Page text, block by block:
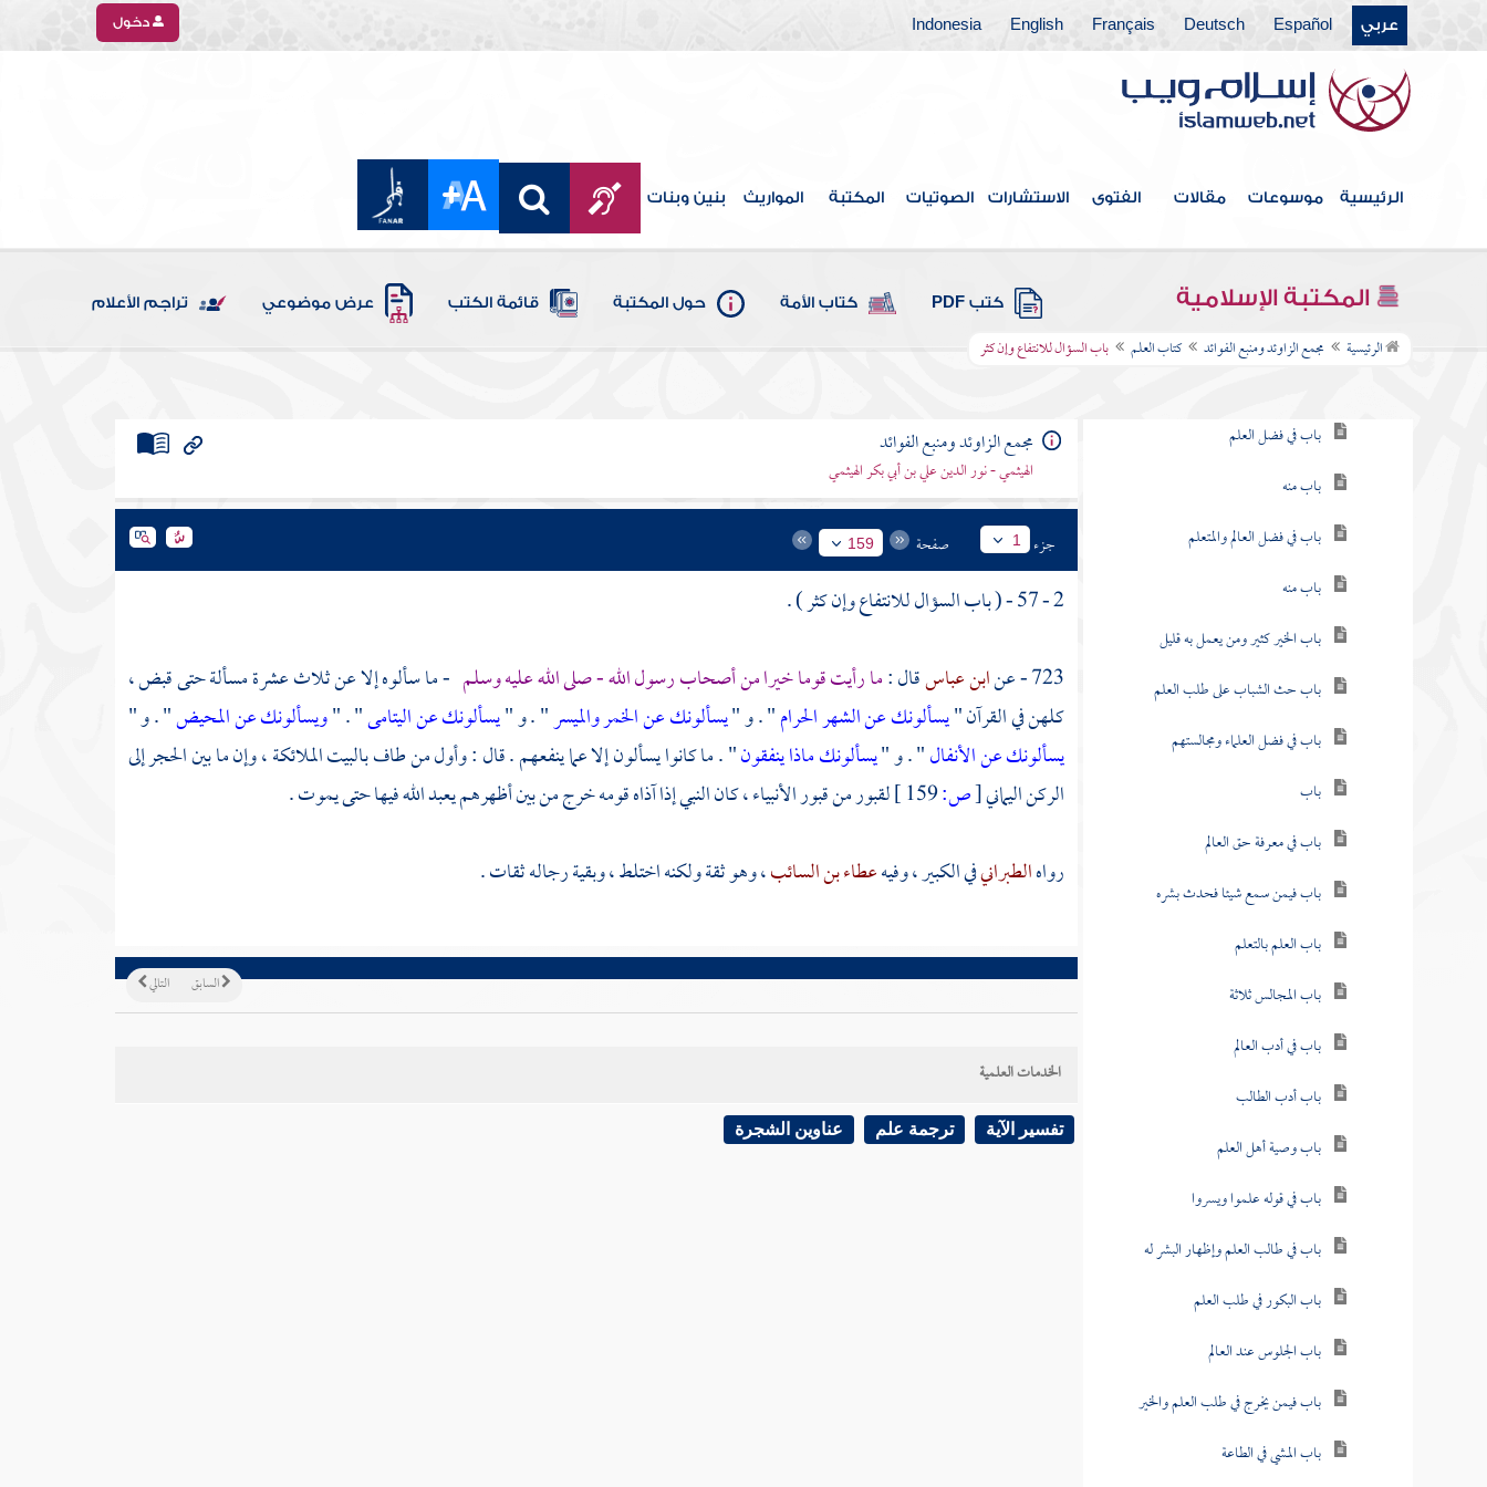
عربي Español
Deutsch
Français
English
Indonesia دخول
الرئيسية موسوعات مقالات الفتوى الاستشارات الصوتيات المكتبة المواريث بنين وبنات
المكتبة الإسلامية كتب PDF كتاب الأمة حول المكتبة قائمة الكتب عرض موضوعي تراجم الأعلام
الرئيسية مجمع الزاوئد ومنبع الفوائد كتاب العلم باب السؤال للانتفاع وإن كثر
فهرس الكتاب
خطبة الكتاب
كتاب الإيمان
كتاب العلم
باب في فضل العلم
باب منه
باب في فضل العالم والمتعلم
باب منه
باب الخير كثير ومن يعمل به قليل
باب حث الشباب على طلب العلم
باب في فضل العلماء ومجالستهم
باب
باب في معرفة حق العالم
باب فيمن سمع شيئا فحدث بشره
باب العلم بالتعلم
باب المجالس ثلاثة
باب في أدب العالم
باب أدب الطالب
باب وصية أهل العلم
باب في قوله علموا ويسروا
باب في طالب العلم وإظهار البشر له
باب البكور في طلب العلم
باب الجلوس عند العالم
باب فيمن يخرج في طلب العلم والخير
باب المشي في الطاعة
مجمع الزاوئد ومنبع الفوائد
الهيثمي - نور الدين علي بن أبي بكر الهيثمي
جزء 1 صفحة 159
2 - 57 - ( باب السؤال للانتفاع وإن كثر ) .
723 - عن
ابن عباسقال :ما رأيت قوما خيرا من أصحاب رسول الله - صلى الله عليه وسلم - ما سألوه إلا عن ثلاث عشرة مسألة حتى قبض ،
كلهن في القرآن "يسألونك عن الشهر الحرام" . و "يسألونك عن الخمر والميسر" . و "يسألونك عن اليتامى" . "ويسألونك عن المحيض" . و "
يسألونك عن الأنفال" . و "يسألونك ماذا ينفقون" . ما كانوا يسألون إلا عما ينفعهم . قال : وأول من طاف بالبيت الملائكة ، وإن ما بين الحجر إلى
الركن اليماني[ص:
لقبور من قبور الأنبياء ، كان النبي إذا آذاه قومه خرج من بين أظهرهم يعبد الله فيها حتى يموت .
رواهالطبرانيفي الكبير ، وفيهعطاء بن السائب، وهو ثقة ولكنه اختلط ، وبقية رجاله ثقات .
التالي السابق
الخدمات العلمية
تفسير الآية ترجمة علم عناوين الشجرة